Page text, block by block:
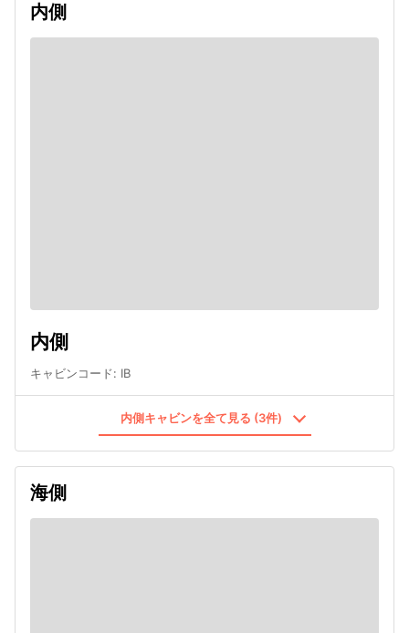
内側
内側
キャビンコード: IB
内側キャビンを全て見る (3件)
海側